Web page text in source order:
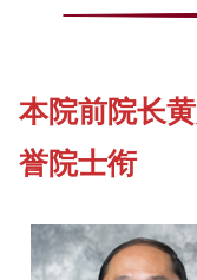
《新亚简讯》
《新亚书院概览》
College Updates
Cultural Topics
本院前院长
誉院士衔